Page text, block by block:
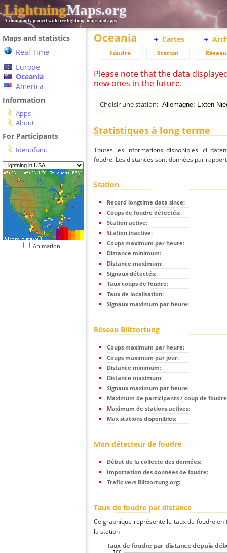
LightningMaps.org
A community project with free lightning maps and apps
Maps and statistics
Real Time
Europe
Oceania
America
Information
Apps
About
For Participants
Identifiant
Animation
Oceania Cartes
Foudre Station Réseau
Please note that the data
new ones in the future.
Choisir une station:
Statistiques à long terme
Toutes les informations disponibles ici
foudre. Les distances sont données par
Station
Record longtime data since:
Coups de foudre détectés:
Station active:
Station inactive:
Coups maximum par heure:
Distance minimum:
Distance maximum:
Signaux détectés:
Taux coups de foudre:
Taux de localisation:
Signaux maximum par heure:
Réseau Blitzortung
Coups maximum par heure:
Coups maximum par jour:
Distance minimum:
Distance maximum:
Signaux maximum par heure:
Maximum de participants / coup de
Maximum de stations actives:
Max stations disponibles:
Mon détecteur de foudre
Début de la collecte des données:
Importation des données de foudre:
Trafic vers Blitzortung.org:
Taux de foudre par distance
Ce graphique représente le taux de foudre
la station